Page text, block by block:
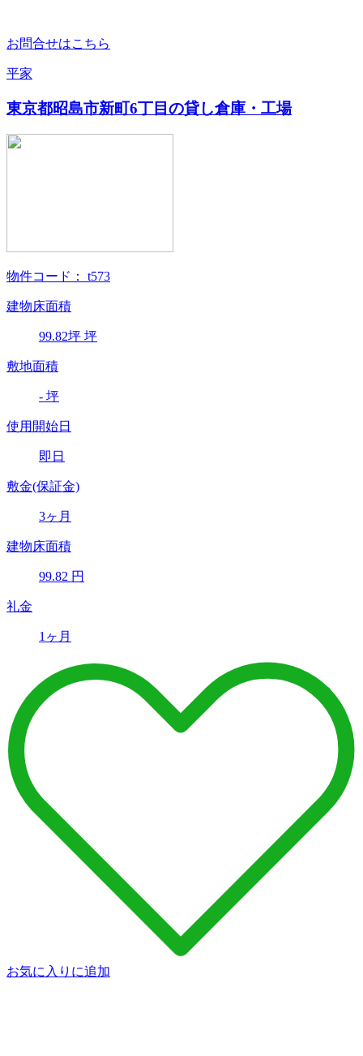
お問合せはこちら
平家
東京都昭島市新町6丁目の貸し倉庫・工場
物件コード： t573
建物床面積
99.82坪 坪
敷地面積
- 坪
使用開始日
即日
敷金(保証金)
3ヶ月
建物床面積
99.82 円
礼金
1ヶ月
お気に入りに追加